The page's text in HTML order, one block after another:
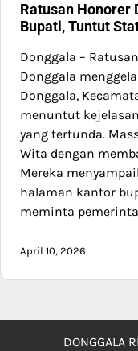
Ratusan Honorer
Bupati, Tuntut
Donggala –
Donggala
Donggala,
menuntut
yang tertunda.
Wita dengan
Mereka
halaman kantor
meminta
April 10, 2026
DONGGALA